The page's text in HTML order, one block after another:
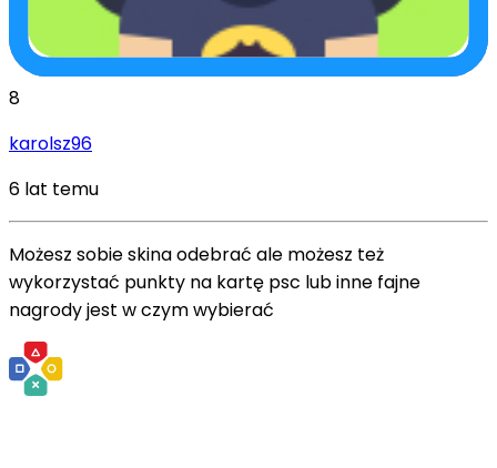
8
karolsz96
6 lat temu
Możesz sobie skina odebrać ale możesz też
wykorzystać punkty na kartę psc lub inne fajne
nagrody jest w czym wybierać